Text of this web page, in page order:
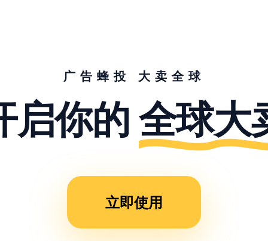
了我
们大
量的
运营
间，
现在
广告蜂投 大卖全球
启你的全球大
立即使用